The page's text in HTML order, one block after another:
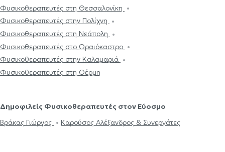
Φυσικοθεραπευτές στη Θεσσαλονίκη
Φυσικοθεραπευτές στην Πολίχνη
Φυσικοθεραπευτές στη Νεάπολη
Φυσικοθεραπευτές στο Ωραιόκαστρο
Φυσικοθεραπευτές στην Καλαμαριά
Φυσικοθεραπευτές στη Θέρμη
Δημοφιλείς Φυσικοθεραπευτές στον Εύοσμο
Βράκας Γιώργος
Καρούσος Αλέξανδρος & Συνεργάτες